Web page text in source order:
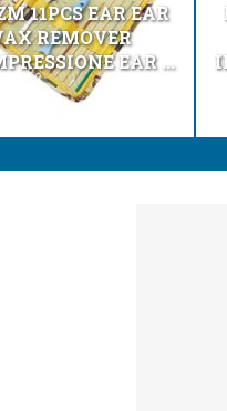
11PCS EAR EAR
REMOVER
EAR ...